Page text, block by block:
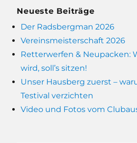
Neueste Beiträge
Der Radsbergman 2026
Vereinsmeisterschaft 2026
Retterwerfen & Neupacken:
wird, soll’s sitzen!
Unser Hausberg zuerst –
Testival verzichten
Video und Fotos vom